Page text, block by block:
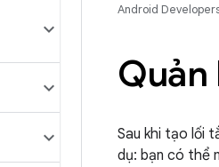
Android
Quản
Sau khi tạo lối
dụ: bạn có thể